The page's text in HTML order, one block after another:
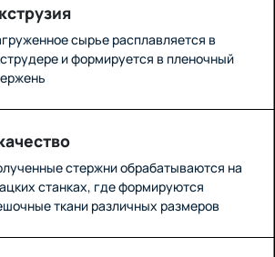
сырье расплавляется в
и формируется в пленочный
стержни обрабатываются на
станках, где формируются
ткани различных размеров